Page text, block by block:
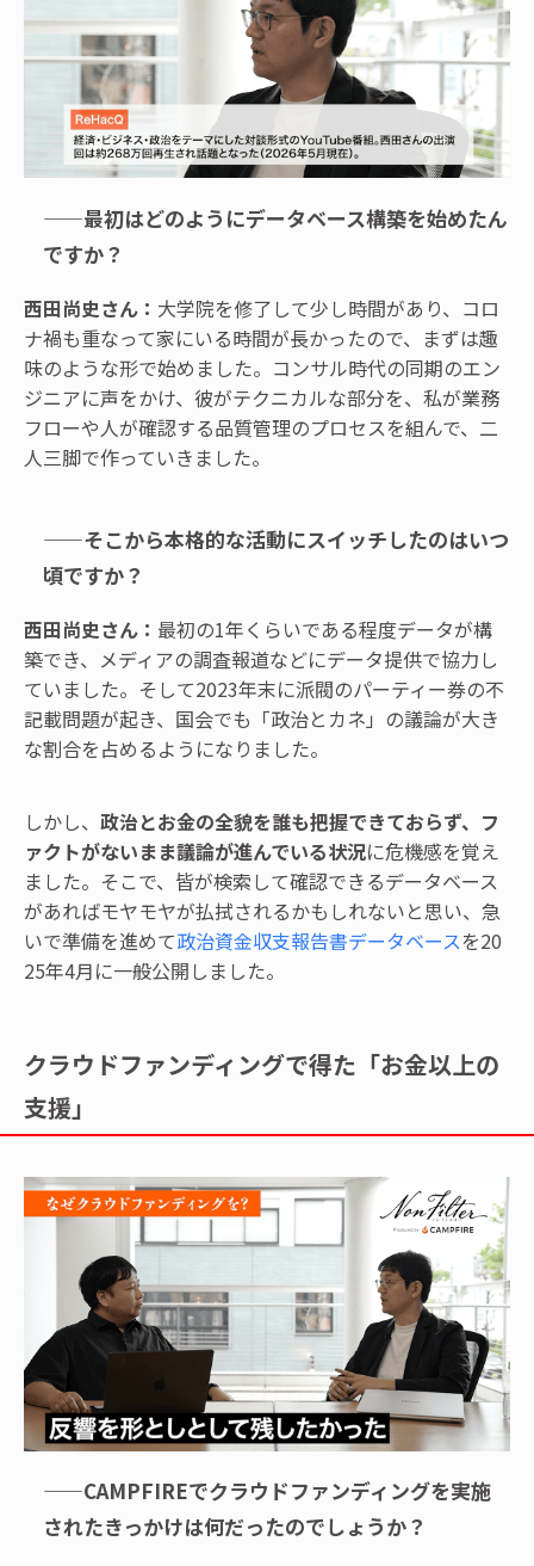
——最初はどのようにデータベース構築を始めたん
ですか？
西田尚史さん： 大学院を修了して少し時間があり、コロ
ナ禍も重なって家にいる時間が長かったので、まずは趣
味のような形で始めました。コンサル時代の同期のエン
ジニアに声をかけ、彼がテクニカルな部分を、私が業務
フローや人が確認する品質管理のプロセスを組んで、二
人三脚で作っていきました。
——そこから本格的な活動にスイッチしたのはいつ
頃ですか？
西田尚史さん： 最初の1年くらいである程度データが構
築でき、メディアの調査報道などにデータ提供で協力し
ていました。そして2023年末に派閥のパーティー券の不
記載問題が起き、国会でも「政治とカネ」の議論が大き
な割合を占めるようになりました。
しかし、 政治とお金の全貌を誰も把握できておらず、フ
ァクトがないまま議論が進んでいる状況に危機感を覚え
ました。そこで、皆が検索して確認できるデータベース
があればモヤモヤが払拭されるかもしれないと思い、急
いで準備を進めて政治資金収支報告書データベースを20
25年4月に一般公開しました。
クラウドファンディングで得た「お金以上の
支援」
——CAMPFIREでクラウドファンディングを実施
されたきっかけは何だったのでしょうか？